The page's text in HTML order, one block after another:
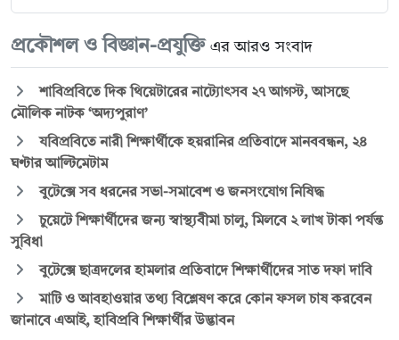
প্রকৌশল ও বিজ্ঞান-প্রযুক্তি এর আরও সংবাদ
শাবিপ্রবিতে দিক থিয়েটারের নাট্যোৎসব ২৭ আগস্ট, আসছে
মৌলিক নাটক ‘অদ্যপুরাণ’
যবিপ্রবিতে নারী শিক্ষার্থীকে হয়রানির প্রতিবাদে মানববন্ধন, ২৪
ঘণ্টার আল্টিমেটাম
বুটেক্সে সব ধরনের সভা-সমাবেশ ও জনসংযোগ নিষিদ্ধ
চুয়েটে শিক্ষার্থীদের জন্য স্বাস্থ্যবীমা চালু, মিলবে ২ লাখ টাকা পর্যন্ত
সুবিধা
বুটেক্সে ছাত্রদলের হামলার প্রতিবাদে শিক্ষার্থীদের সাত দফা দাবি
মাটি ও আবহাওয়ার তথ্য বিশ্লেষণ করে কোন ফসল চাষ করবেন
জানাবে এআই, হাবিপ্রবি শিক্ষার্থীর উদ্ভাবন